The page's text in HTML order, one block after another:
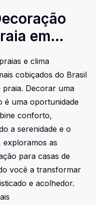
em
e clima
cobiçados do Brasil
praia. Decorar uma
é uma oportunidade
conforto,
a serenidade e o
exploramos as
para casas de
você a transformar
e acolhedor.